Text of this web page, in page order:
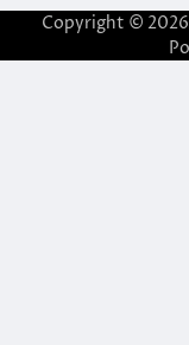
Copyright © 2026